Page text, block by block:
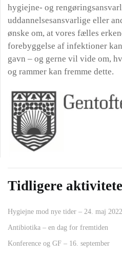
hygiejne- og
uddannelsesansvarlige eller
ønske om, at vores fælles
forebyggelse af infektioner
gavn – og gerne vil vide om,
og rammer kan fremme dette.
Tidligere
Hygiejne mod nye tider – 24. maj 2022
Antibiotika – en dag for fremtiden
Konference og GF – 16. september